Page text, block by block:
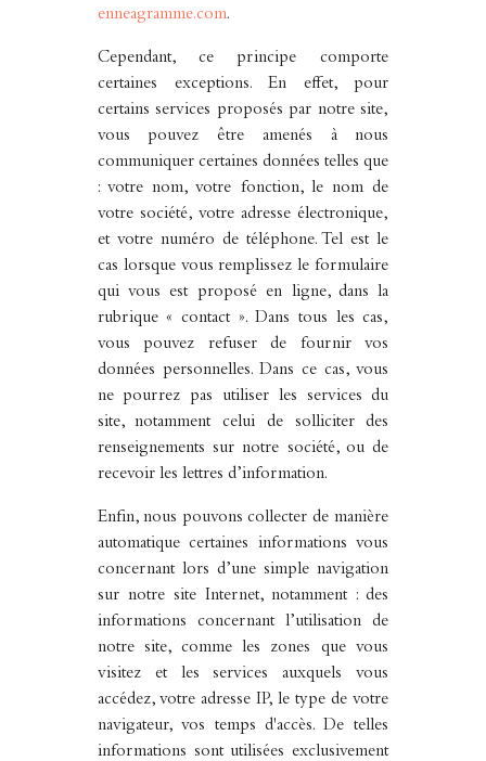
enneagramme.com.
Cependant, ce principe comporte
certaines exceptions. En effet, pour
certains services proposés par notre site,
vous pouvez être amenés à nous
communiquer certaines données telles que
: votre nom, votre fonction, le nom de
votre société, votre adresse électronique,
et votre numéro de téléphone. Tel est le
cas lorsque vous remplissez le formulaire
qui vous est proposé en ligne, dans la
rubrique « contact ». Dans tous les cas,
vous pouvez refuser de fournir vos
données personnelles. Dans ce cas, vous
ne pourrez pas utiliser les services du
site, notamment celui de solliciter des
renseignements sur notre société, ou de
recevoir les lettres d’information.
Enfin, nous pouvons collecter de manière
automatique certaines informations vous
concernant lors d’une simple navigation
sur notre site Internet, notamment : des
informations concernant l’utilisation de
notre site, comme les zones que vous
visitez et les services auxquels vous
accédez, votre adresse IP, le type de votre
navigateur, vos temps d'accès. De telles
informations sont utilisées exclusivement